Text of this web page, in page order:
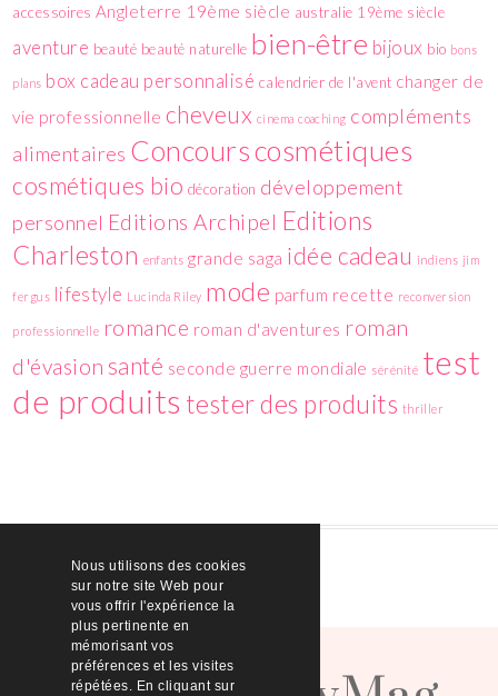
Nous utilisons des cookies
sur notre site Web pour
vous offrir l'expérience la
plus pertinente en
mémorisant vos
préférences et les visites
répétées. En cliquant sur
accessoires Angleterre 19ème siècle australie 19ème siècle
aventure beauté beauté naturelle bien-être bijoux bio bons
plans box cadeau personnalisé calendrier de l'avent changer de
vie professionnelle cheveux cinema coaching compléments
alimentaires Concourscosmétiques
cosmétiques bio décoration développement
personnel Editions Archipel Editions
Charleston enfants grande saga idée cadeau indiens jim
fergus lifestyle Lucinda Riley mode parfum recette reconversion
professionnelle romance roman d'aventures roman
d'évasion santé seconde guerre mondiale sérénité test
de produits tester des produits thriller